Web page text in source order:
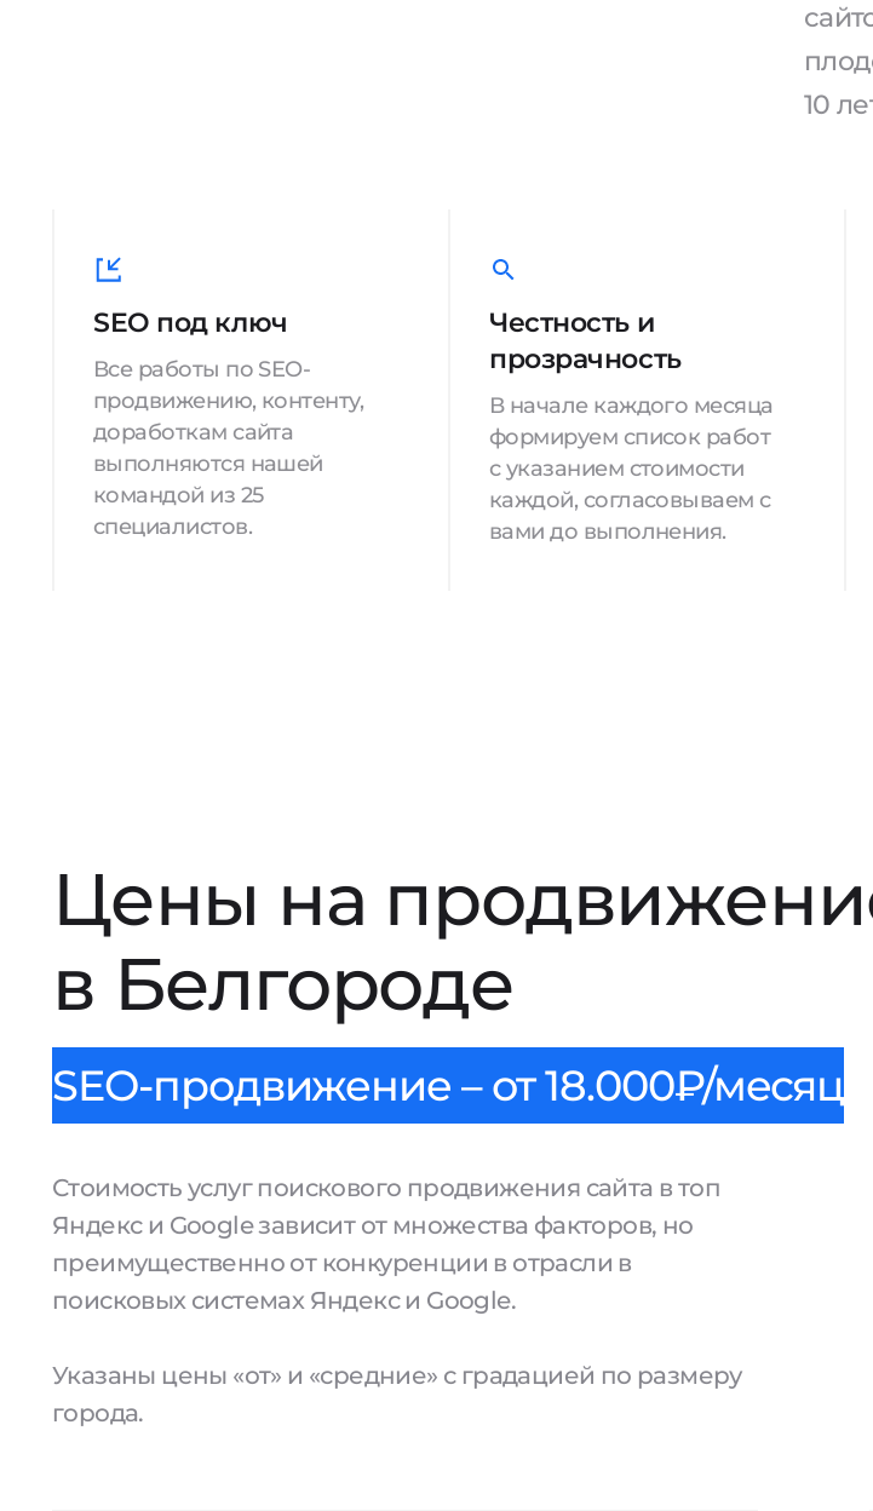
10
SEO под ключ
Все работы по SEO-
продвижению, контенту,
доработкам сайта
выполняются нашей
командой из 25
специалистов.
Честность и
прозрачность
В начале каждого месяца
формируем список работ
с указанием стоимости
каждой, согласовываем с
вами до выполнения.
Цены на
в Белгороде
SEO-продвижение – от 18.000₽/месяц
Стоимость услуг поискового продвижения сайта в топ
Яндекс и Google зависит от множества факторов, но
преимущественно от конкуренции в отрасли в
поисковых системах Яндекс и Google.
Указаны цены «от» и «средние» с градацией по размеру
города.